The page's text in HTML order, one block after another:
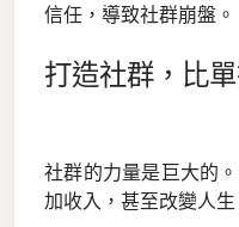
信任，導致社群崩盤。
打造社群，比
社群的力量是巨大的
加收入，甚至改變人生